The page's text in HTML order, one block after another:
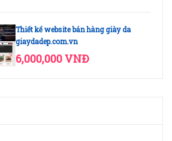
Thiết kế website bán hàng giày da
giaydadep.com.vn
6,000,000 VNĐ